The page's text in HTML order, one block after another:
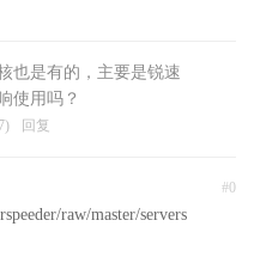
也是有的，主要是锐速
使用吗？
回复
#0
raw/master/servers